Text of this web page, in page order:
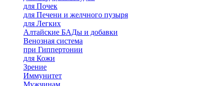
для Почек
для Печени и желчного пузыря
для Легких
Алтайские БАДы и добавки
Венозная система
при Гиппертонии
для Кожи
Зрение
Иммунитет
Мужчинам